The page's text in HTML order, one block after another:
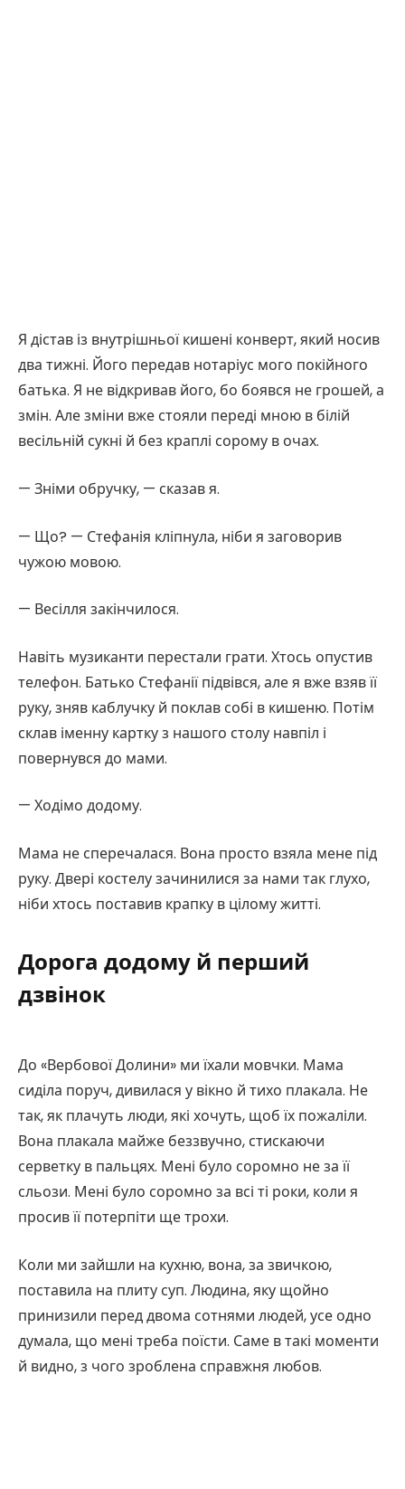
Я дістав із внутрішньої кишені конверт, який носив
два тижні. Його передав нотаріус мого покійного
батька. Я не відкривав його, бо боявся не грошей, а
змін. Але зміни вже стояли переді мною в білій
весільній сукні й без краплі сорому в очах.
— Зніми обручку, — сказав я.
— Що? — Стефанія кліпнула, ніби я заговорив
чужою мовою.
— Весілля закінчилося.
Навіть музиканти перестали грати. Хтось опустив
телефон. Батько Стефанії підвівся, але я вже взяв її
руку, зняв каблучку й поклав собі в кишеню. Потім
склав іменну картку з нашого столу навпіл і
повернувся до мами.
— Ходімо додому.
Мама не сперечалася. Вона просто взяла мене під
руку. Двері костелу зачинилися за нами так глухо,
ніби хтось поставив крапку в цілому житті.
Дорога додому й перший
дзвінок
До «Вербової Долини» ми їхали мовчки. Мама
сиділа поруч, дивилася у вікно й тихо плакала. Не
так, як плачуть люди, які хочуть, щоб їх пожаліли.
Вона плакала майже беззвучно, стискаючи
серветку в пальцях. Мені було соромно не за її
сльози. Мені було соромно за всі ті роки, коли я
просив її потерпіти ще трохи.
Коли ми зайшли на кухню, вона, за звичкою,
поставила на плиту суп. Людина, яку щойно
принизили перед двома сотнями людей, усе одно
думала, що мені треба поїсти. Саме в такі моменти
й видно, з чого зроблена справжня любов.